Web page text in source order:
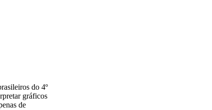
do 4º
gráficos
de